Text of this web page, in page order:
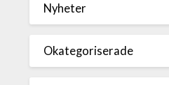
Nyheter
Okategoriserade